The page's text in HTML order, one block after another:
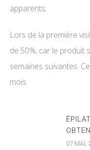
apparents.
Lors de la première
de 50%, car le produit
semaines suivantes.
mois.
07 MAI,